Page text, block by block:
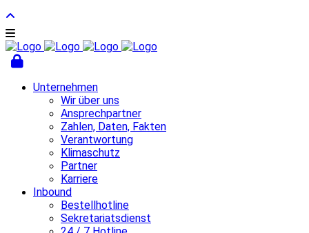
Unternehmen
Wir über uns
Ansprechpartner
Zahlen, Daten, Fakten
Verantwortung
Klimaschutz
Partner
Karriere
Inbound
Bestellhotline
Sekretariatsdienst